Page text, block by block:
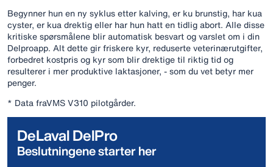
Begynner hun en ny syklus etter kalving, er ku brunstig, har kua
cyster, er kua drektig eller har hun hatt en tidlig abort. Alle disse
kritiske spørsmålene blir automatisk besvart og varslet om i din
Delproapp. Alt dette gir friskere kyr, reduserte veterinærutgifter,
forbedret kostpris og kyr som blir drektige til riktig tid og
resulterer i mer produktive laktasjoner, - som du vet betyr mer
penger.
* Data fraVMS V310 pilotgårder.
DeLaval DelPro
Beslutningene starter her